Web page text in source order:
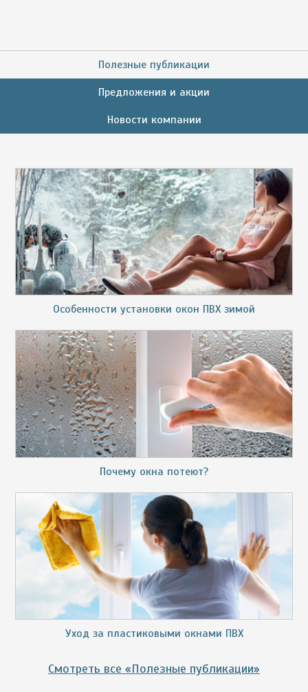
Полезные публикации
Предложения и акции
Новости компании
Особенности установки окон ПВХ зимой
Почему окна потеют?
Уход за пластиковыми окнами ПВХ
Смотреть все «Полезные публикации»